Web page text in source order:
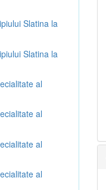
Slatina la
Slatina la
al
al
al
al